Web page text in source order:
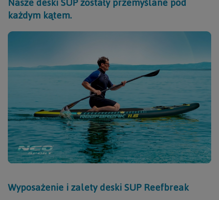
każdym kątem.
Wyposażenie i zalety deski SUP Reefbreak